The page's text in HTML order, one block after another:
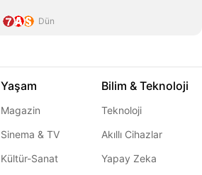
Dün
Yaşam
Magazin
Sinema & TV
Kültür-Sanat
Bilim & Teknoloji
Teknoloji
Akıllı Cihazlar
Yapay Zeka